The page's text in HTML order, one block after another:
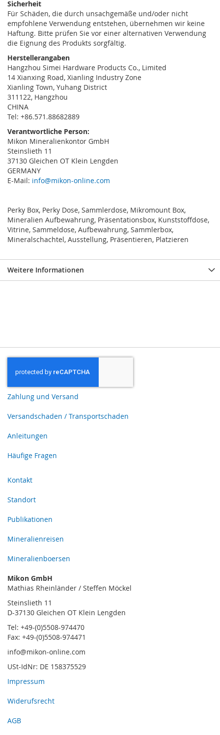
Sicherheit
Für Schäden, die durch unsachgemäße und/oder nicht
empfohlene Verwendung entstehen, übernehmen wir keine
Haftung. Bitte prüfen Sie vor einer alternativen Verwendung
die Eignung des Produkts sorgfältig.
Herstellerangaben
Hangzhou Simei Hardware Products Co., Limited
14 Xianxing Road, Xianling Industry Zone
Xianling Town, Yuhang District
311122, Hangzhou
CHINA
Tel: +86.571.88682889
Verantwortliche Person:
Mikon Mineralienkontor GmbH
Steinslieth 11
37130 Gleichen OT Klein Lengden
GERMANY
E-Mail: info@mikon-online.com
Perky Box, Perky Dose, Sammlerdose, Mikromount Box,
Mineralien Aufbewahrung, Präsentationsbox, Kunststoffdose,
Vitrine, Sammeldose, Aufbewahrung, Sammlerbox,
Mineralschachtel, Ausstellung, Präsentieren, Platzieren
Weitere Informationen
Zahlung und Versand
Versandschaden / Transportschaden
Anleitungen
Häufige Fragen
Kontakt
Standort
Publikationen
Mineralienreisen
Mineralienboersen
Mikon GmbH
Mathias Rheinländer / Steffen Möckel
Steinslieth 11
D-37130 Gleichen OT Klein Lengden
Tel: +49-(0)5508-974470
Fax: +49-(0)5508-974471
info@mikon-online.com
USt-IdNr: DE 158375529
Impressum
Widerufsrecht
AGB